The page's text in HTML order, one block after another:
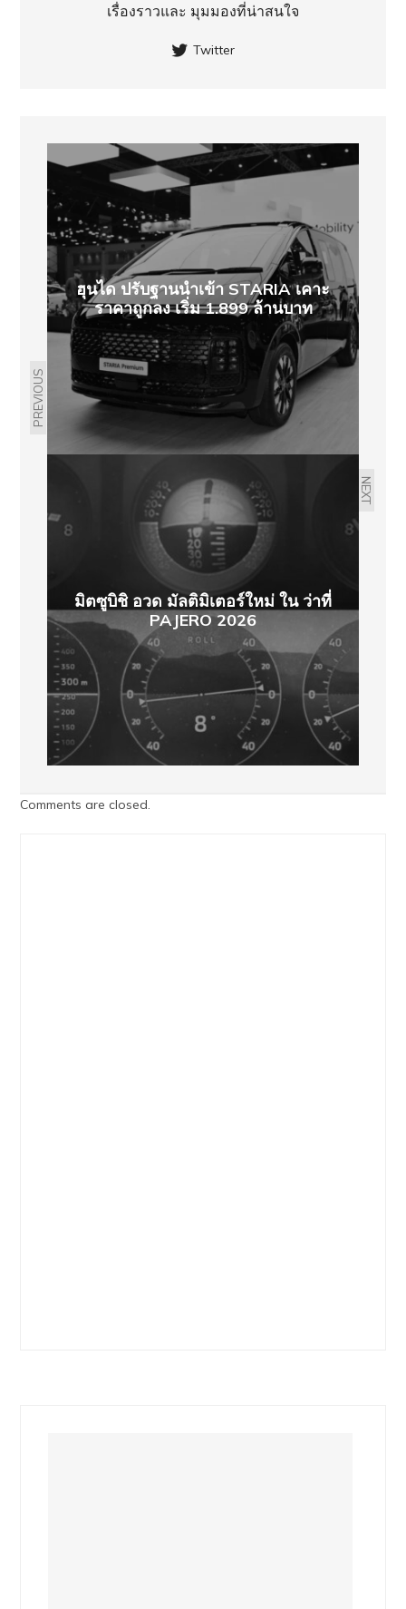
เรื่องราวและ มุมมองที่น่าสนใจ
Twitter
PREVIOUS
ฮุนได ปรับฐานนำเข้า STARIA เคาะ
ราคาถูกลง เริ่ม 1.899 ล้านบาท
NEXT
มิตซูบิชิ อวด มัลติมิเตอร์ใหม่ ใน ว่าที่
PAJERO 2026
Comments are closed.